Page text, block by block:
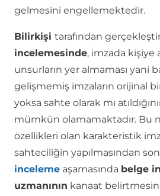
gelmesini engellemektedir.
Bilirkişi tarafından
incelemesinde, imzada
unsurların yer almaması yani
gelişmemiş imzaların orijinal
yoksa sahte olarak mı
mümkün olamamaktadır. Bu
özellikleri olan karakteristik
sahteciliğin yapılmasından
inceleme aşamasında belge
uzmanının kanaat